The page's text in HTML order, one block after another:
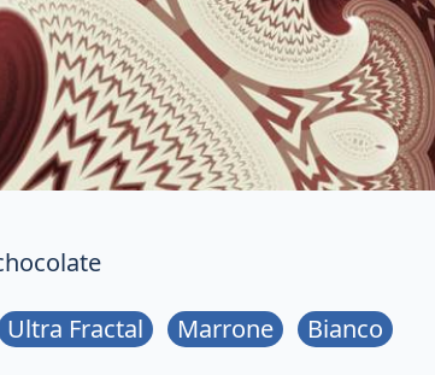
Ultra Fractal Marrone Bianco